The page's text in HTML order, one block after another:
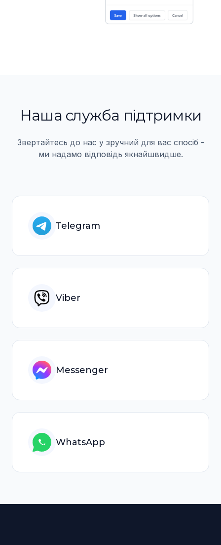
Наша служба пiдтримки
Звертайтесь до нас у зручний для вас спосiб -
ми надамо вiдповiдь якнайшвидше.
Telegram
Viber
Messenger
WhatsApp